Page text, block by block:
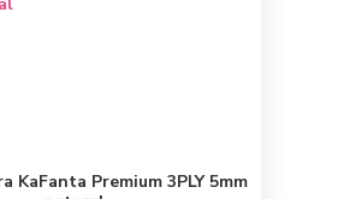
KaFanta Premium 3PLY 5mm